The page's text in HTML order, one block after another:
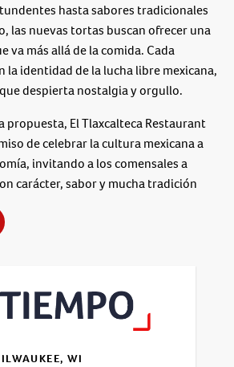
hasta sabores tradicionales
las nuevas tortas buscan ofrecer una
va más allá de la comida. Cada
la identidad de la lucha libre mexicana,
despierta nostalgia y orgullo.
propuesta, El Tlaxcalteca Restaurant
de celebrar la cultura mexicana a
invitando a los comensales a
carácter, sabor y mucha tradición
WI